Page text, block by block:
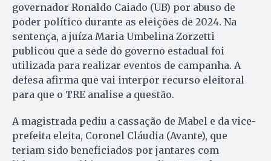
governador Ronaldo Caiado (UB) por abuso de
poder político durante as eleições de 2024. Na
sentença, a juíza Maria Umbelina Zorzetti
publicou que a sede do governo estadual foi
utilizada para realizar eventos de campanha. A
defesa afirma que vai interpor recurso eleitoral
para que o TRE analise a questão.
A magistrada pediu a cassação de Mabel e da vice-
prefeita eleita, Coronel Cláudia (Avante), que
teriam sido beneficiados por jantares com